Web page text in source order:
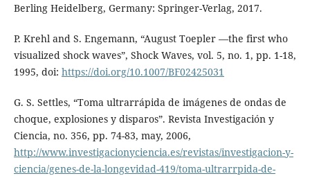
Berling Heidelberg, Germany: Springer-Verlag, 2017.
P. Krehl and S. Engemann, “August Toepler —the first who
visualized shock waves”, Shock Waves, vol. 5, no. 1, pp. 1-18,
1995, doi: https://doi.org/10.1007/BF02425031
G. S. Settles, “Toma ultrarrápida de imágenes de ondas de
choque, explosiones y disparos”. Revista Investigación y
Ciencia, no. 356, pp. 74-83, may, 2006,
http://www.investigacionyciencia.es/revistas/investigacion-y-
ciencia/genes-de-la-longevidad-419/toma-ultrarrpida-de-